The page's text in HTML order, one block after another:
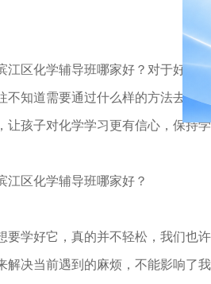
化学辅导班哪家好？对于好多学
不知道需要通过什么样的方法去解
让孩子对化学学习更有信心，保持
区化学辅导班哪家好？
好它，真的并不轻松，我们也许
解决当前遇到的麻烦，不能影响了